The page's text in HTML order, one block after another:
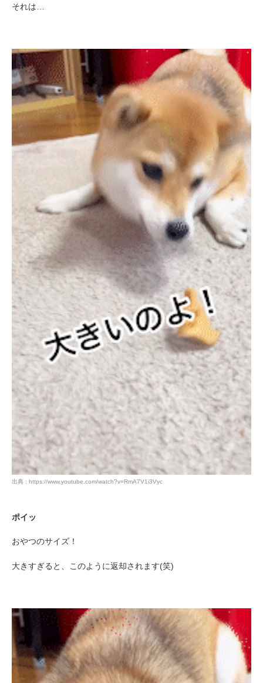
それは…
出典 : https://www.youtube.com/watch?v=RmA7V1i3Vyc
ポイッ
おやつのサイズ！
大きすぎると、このように返却されます(笑)